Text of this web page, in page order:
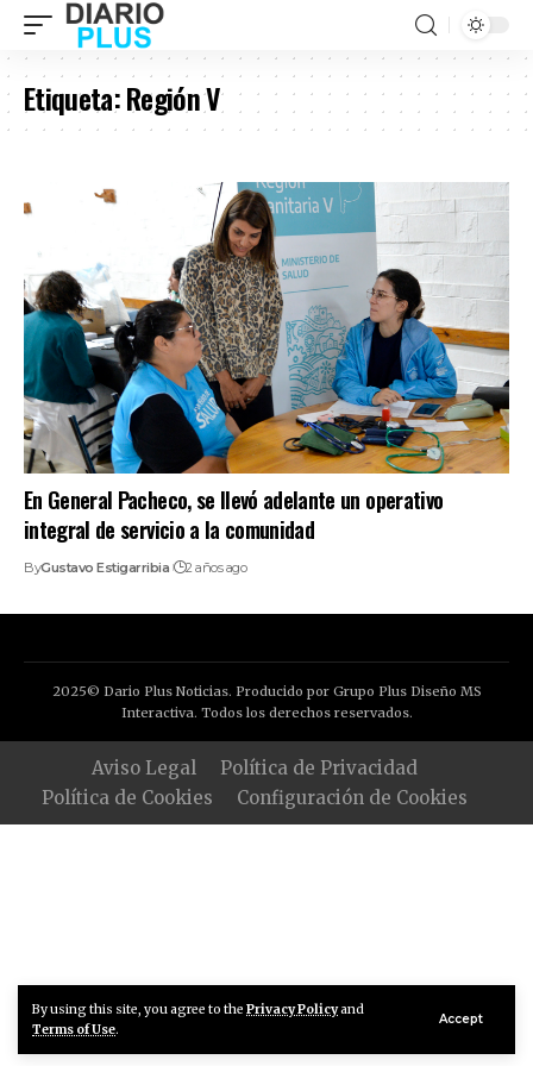
By using this site, you agree to the Privacy Policyand
Terms of Use.
Accept
Etiqueta:Región V
En General Pacheco, se llevó adelante un operativo
integral de servicio a la comunidad
ByGustavo Estigarribia 2 años ago
2025© Dario Plus Noticias. Producido por Grupo Plus Diseño MS
Interactiva. Todos los derechos reservados.
Aviso Legal
Política de Privacidad
Política de Cookies
Configuración de Cookies